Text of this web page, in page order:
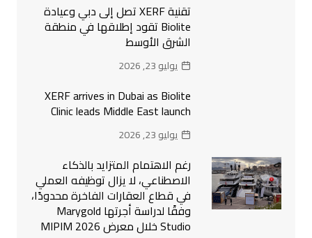
تقنية XERF تصل إلى دبي وعيادة
Biolite تقود إطلاقها في منطقة
الشرق الأوسط
يوليو 23, 2026
XERF arrives in Dubai as Biolite
Clinic leads Middle East launch
يوليو 23, 2026
رغم الاهتمام المتزايد بالذكاء
الاصطناعي، لا يزال توظيفه العملي
في قطاع العقارات الفاخرة محدودًا،
وفقًا لدراسة أجرتها Marygold
Studio خلال معرض MIPIM 2026